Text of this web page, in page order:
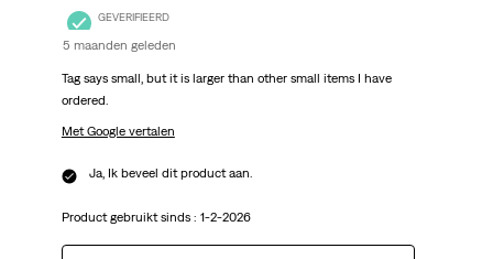
GEVERIFIEERD
5 maanden geleden
Tag says small, but it is larger than other small items I have
ordered.
Met Google vertalen
Ja, Ik beveel dit product aan.
Product gebruikt sinds : 1-2-2026